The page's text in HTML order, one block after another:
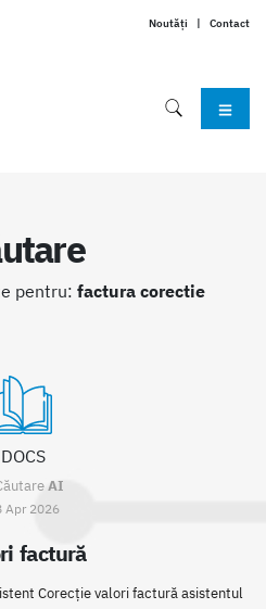
Noutăți | Contact
pentru: factura corectie
DOCS
AI
Apr 2026
factură
Corecție valori factură asistentul